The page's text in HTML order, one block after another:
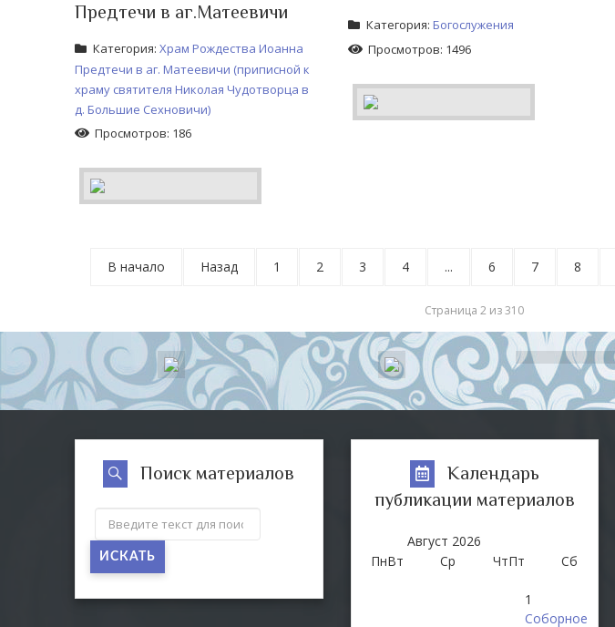
Предтечи в аг.Матеевичи
Категория:Храм Рождества Иоанна
Предтечи в аг. Матеевичи (приписной к
храму святителя Николая Чудотворца в
д. Большие Сехновичи)
Просмотров: 186
Категория: Богослужения
Просмотров: 1496
Страница 2 из 310
В начало Назад 1 2 3 4 ... 6 7 8
Поиск материалов
ИСКАТЬ
Календарь
публикации материалов
Август 2026
ПнВт Ср ЧтПт Сб
1
Соборное